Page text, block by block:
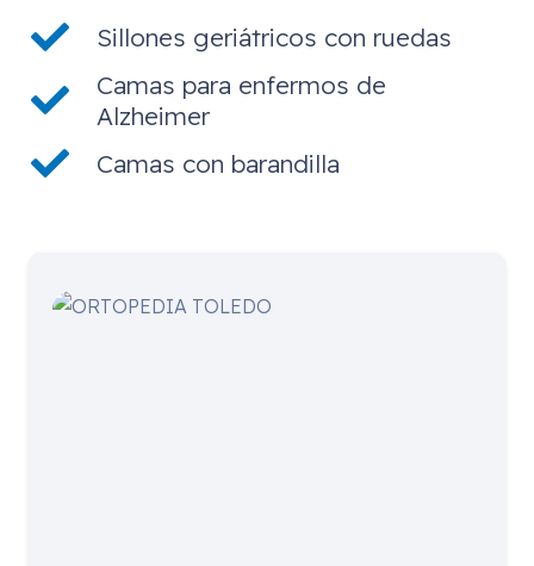
Sillones geriátricos con ruedas
Camas para enfermos de
Alzheimer
Camas con barandilla